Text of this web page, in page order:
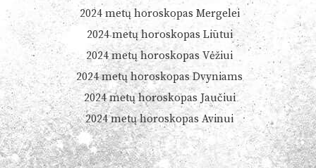
2024 metų horoskopas Mergelei
2024 metų horoskopas Liūtui
2024 metų horoskopas Vėžiui
2024 metų horoskopas Dvyniams
2024 metų horoskopas Jaučiui
2024 metų horoskopas Avinui